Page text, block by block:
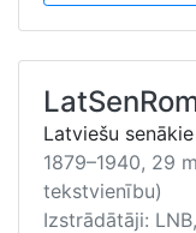
Latviešu
1879–1940, 29
tekstvienību)
Izstrādātāji: